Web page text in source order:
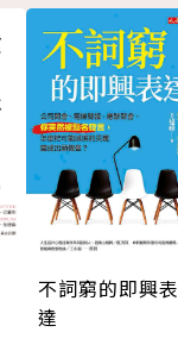
不詞窮的即興表
達